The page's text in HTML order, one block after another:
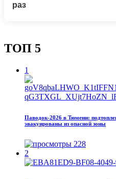
раз
ТОП 5
1
Паводок‑2026 в Тюмени:
эвакуированы из опасной зоны
228
2